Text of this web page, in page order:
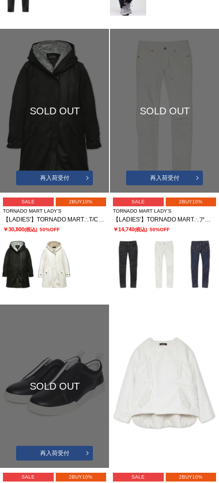
SOLD OUT
再入荷受付
SALE
2BUY10%
TORNADO MART LADY’S
【LADIES'】TORNADO MART∴T/Cスェードモッズコート
￥30,800(税込) 50%OFF
SOLD OUT
再入荷受付
SALE
2BUY10%
TORNADO MART LADY’S
【LADIES'】TORNADO MART∴アクアモーションスキニーデニム
￥14,740(税込) 50%OFF
SOLD OUT
再入荷受付
SALE
2BUY10%
SALE
2BUY10%